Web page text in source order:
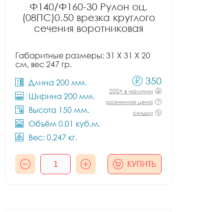
Ф140/Ф160-30 Рулон оц.
(08ПС)0.50 врезка круглого
сечения воротниковая
Габаритные размеры: 31 X 31 X 20
см, вес 247 гр.
Длина 200 мм.
Ширина 200 мм.
Высота 150 мм.
Объём 0.01 куб.м.
Вес: 0.247 кг.
350
200+ в наличии
розничная цена
скидки
КУПИТЬ